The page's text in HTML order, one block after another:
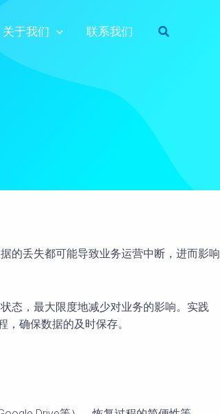
关于我们 联系我们
搜
的丢失都可能导致业务运营中断，进而影响
态，最大限度地减少对业务的影响。实践
确保数据的及时保存。